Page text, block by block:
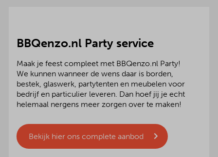
BBQenzo.nl Party service
Maak je feest compleet met BBQenzo.nl Party!
We kunnen wanneer de wens daar is borden,
bestek, glaswerk, partytenten en meubelen voor
bedrijf en particulier leveren. Dan hoef jij je echt
helemaal nergens meer zorgen over te maken!
Bekijk hier ons complete aanbod